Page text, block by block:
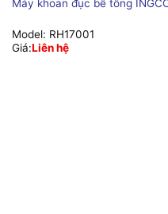
Máy khoan đục bê tông
Model: RH17001
Giá:Liên hệ